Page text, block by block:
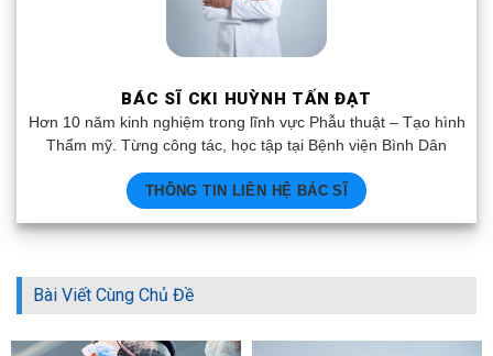
BÁC SĨ CKI HUỲNH TẤN ĐẠT
Hơn 10 năm kinh nghiệm trong lĩnh vực Phẫu thuật – Tạo hình
Thẩm mỹ. Từng công tác, học tập tại Bệnh viện Bình Dân
THÔNG TIN LIÊN HỆ BÁC SĨ
Bài Viết Cùng Chủ Đề